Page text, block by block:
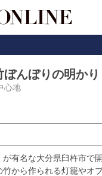
んぼりの明かり
心地
が有名な大分県臼杵市で
竹から作られる灯籠やオ